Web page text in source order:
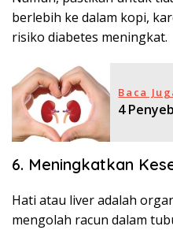
berlebih ke dalam kopi,
risiko diabetes meningkat.
Baca
4
6. Meningkatkan
Hati atau liver adalah
mengolah racun dalam